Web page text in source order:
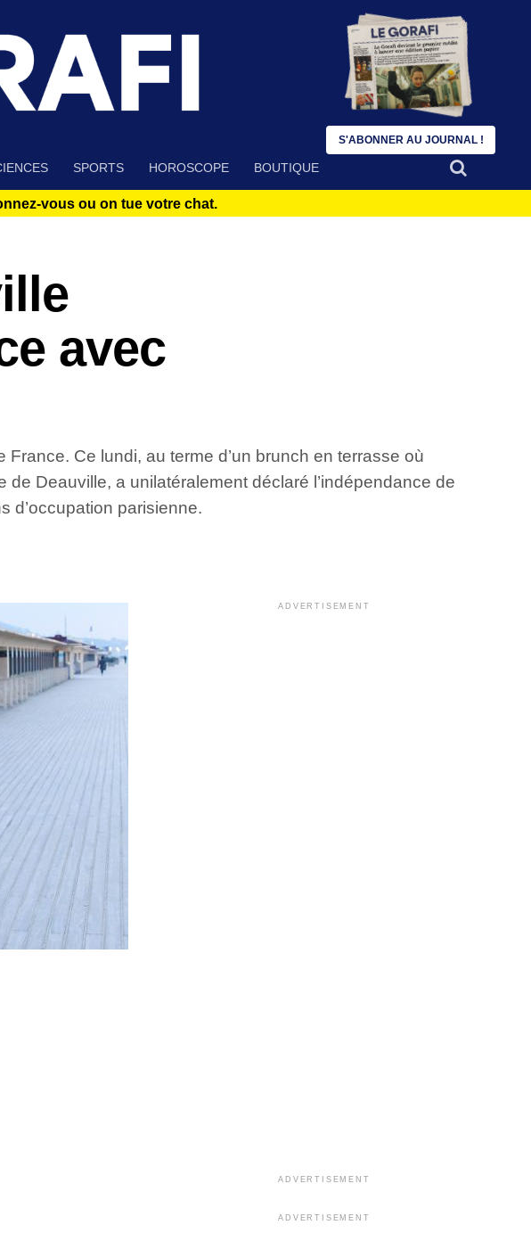
SPORTS HOROSCOPE BOUTIQUE
vous ou on tue votre chat.
avec
Ce lundi, au terme d’un brunch en terrasse où
Deauville, a unilatéralement déclaré l’indépendance de
d’occupation parisienne.
ADVERTISEMENT
ADVERTISEMENT
ADVERTISEMENT
S'ABONNER AU JOURNAL !